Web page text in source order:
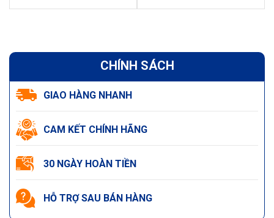
CHÍNH SÁCH
GIAO HÀNG NHANH
CAM KẾT CHÍNH HÃNG
30 NGÀY HOÀN TIỀN
HỖ TRỢ SAU BÁN HÀNG